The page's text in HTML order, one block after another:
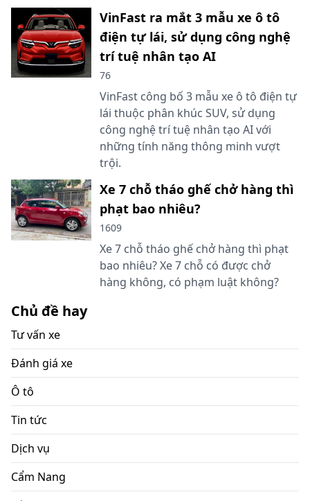
VinFast ra mắt 3 mẫu xe ô tô
điện tự lái, sử dụng công nghệ
trí tuệ nhân tạo AI
76
VinFast công bố 3 mẫu xe ô tô điện tự
lái thuộc phân khúc SUV, sử dụng
công nghệ trí tuệ nhân tạo AI với
những tính năng thông minh vượt
trội.
Xe 7 chỗ tháo ghế chở hàng thì
phạt bao nhiêu?
1609
Xe 7 chỗ tháo ghế chở hàng thì phạt
bao nhiêu? Xe 7 chỗ có được chở
hàng không, có phạm luật không?
Chủ đề hay
Tư vấn xe
Đánh giá xe
Ô tô
Tin tức
Dịch vụ
Cẩm Nang